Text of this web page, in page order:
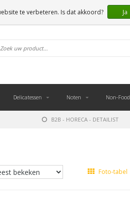
Delicatessen Noten Non-Food
B2B - HORECA - DETAILIST
Foto-tabel
te verbeteren. Is dat akkoord? Ja